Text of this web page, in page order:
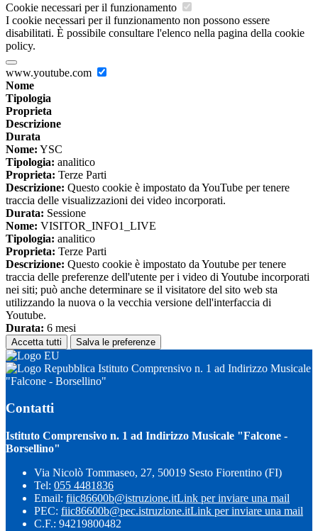
Cookie necessari per il funzionamento
I cookie necessari per il funzionamento non possono essere
disabilitati. È possibile consultare l'elenco nella pagina della cookie
policy.
www.youtube.com
Nome
Tipologia
Proprieta
Descrizione
Durata
Nome: YSC
Tipologia: analitico
Proprieta: Terze Parti
Descrizione: Questo cookie è impostato da YouTube per tenere
traccia delle visualizzazioni dei video incorporati.
Durata: Sessione
Nome: VISITOR_INFO1_LIVE
Tipologia: analitico
Proprieta: Terze Parti
Descrizione: Questo cookie è impostato da Youtube per tenere
traccia delle preferenze dell'utente per i video di Youtube incorporati
nei siti; può anche determinare se il visitatore del sito web sta
utilizzando la nuova o la vecchia versione dell'interfaccia di
Youtube.
Durata: 6 mesi
Accetta tutti Salva le preferenze
Istituto Comprensivo n. 1 ad Indirizzo Musicale
"Falcone - Borsellino"
Contatti
Istituto Comprensivo n. 1 ad Indirizzo Musicale "Falcone -
Borsellino"
Via Nicolò Tommaseo, 27, 50019 Sesto Fiorentino (FI)
Tel: 055 4481836
Email: fiic86600b@istruzione.itLink per inviare una mail
PEC: fiic86600b@pec.istruzione.itLink per inviare una mail
C.F.: 94219800482